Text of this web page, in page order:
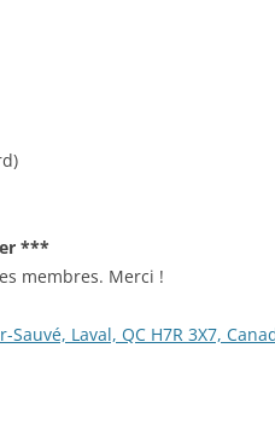
***
membres. Merci !
Laval, QC H7R 3X7,